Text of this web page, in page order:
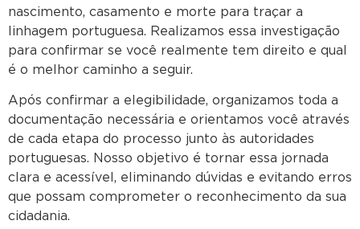
nascimento, casamento e morte para traçar a
linhagem portuguesa. Realizamos essa investigação
para confirmar se você realmente tem direito e qual
é o melhor caminho a seguir.
Após confirmar a elegibilidade, organizamos toda a
documentação necessária e orientamos você através
de cada etapa do processo junto às autoridades
portuguesas. Nosso objetivo é tornar essa jornada
clara e acessível, eliminando dúvidas e evitando erros
que possam comprometer o reconhecimento da sua
cidadania.